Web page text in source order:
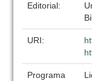
Editorial:
URI:
Programa